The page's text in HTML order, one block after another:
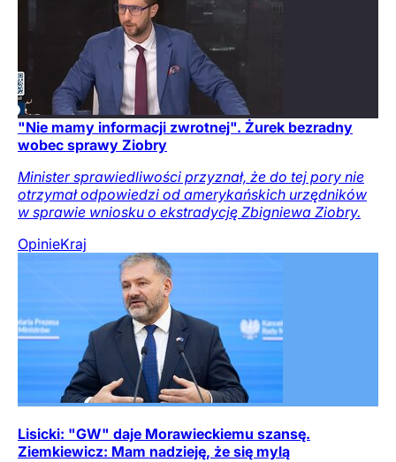
"Nie mamy informacji zwrotnej". Żurek bezradny
wobec sprawy Ziobry
Minister sprawiedliwości przyznał, że do tej pory nie
otrzymał odpowiedzi od amerykańskich urzędników
w sprawie wniosku o ekstradycję Zbigniewa Ziobry.
OpinieKraj
Lisicki: "GW" daje Morawieckiemu szansę.
Ziemkiewicz: Mam nadzieję, że się mylą